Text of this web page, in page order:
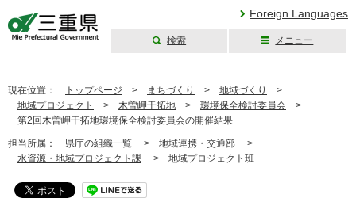
Foreign Languages
検索 メニュー
現在位置： トップページ > まちづくり > 地域づくり
>
地域プロジェクト
> 木曽岬干拓地 > 環境保全検討委員会 >
第2回木曽岬干拓地環境保全検討委員会の開催結果
担当所属： 県庁の組織一覧 > 地域連携・交通部 >
水資源・地域プロジェクト課 > 地域プロジェクト班